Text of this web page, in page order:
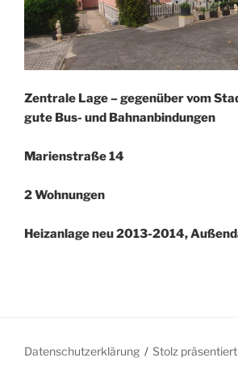
Zentrale Lage – gegenüber vom
gute Bus- und Bahnanbindungen
Marienstraße 14
2 Wohnungen
Heizanlage neu 2013-2014,
Datenschutzerklärung Stolz präsentiert